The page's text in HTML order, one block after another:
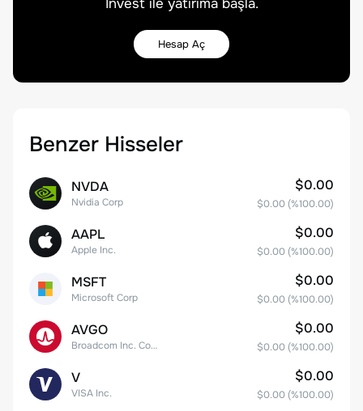
Invest ile yatırıma başla.
Hesap Aç
Benzer Hisseler
NVDA
Nvidia Corp
$0.00
$0.00 (%100.00)
AAPL
Apple Inc.
$0.00
$0.00 (%100.00)
MSFT
Microsoft Corp
$0.00
$0.00 (%100.00)
AVGO
Broadcom Inc. Common Stock
$0.00
$0.00 (%100.00)
V
VISA Inc.
$0.00
$0.00 (%100.00)